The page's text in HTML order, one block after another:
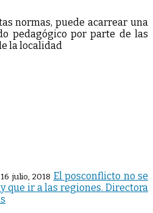
normas, puede acarrear una
pedagógico por parte de las
la localidad
16 julio, 2018 El posconflicto no se
que ir a las regiones. Directora